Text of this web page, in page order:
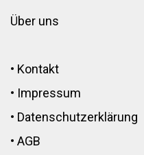
Über uns
• Kontakt
• Impressum
• Datenschutzerklärung
• AGB